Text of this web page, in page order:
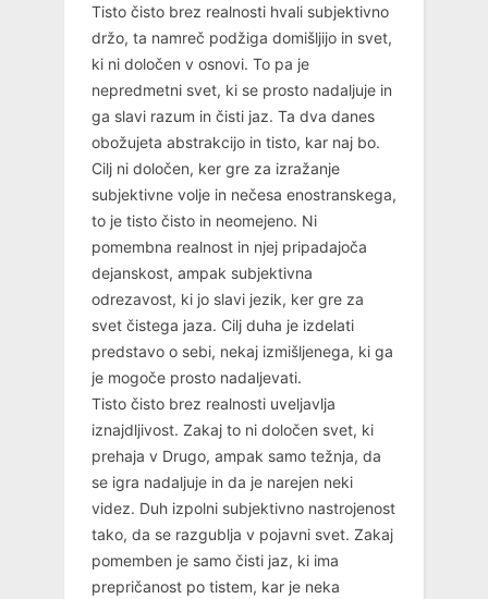
Tisto čisto brez realnosti hvali subjektivno
držo, ta namreč podžiga domišljijo in svet,
ki ni določen v osnovi. To pa je
nepredmetni svet, ki se prosto nadaljuje in
ga slavi razum in čisti jaz. Ta dva danes
obožujeta abstrakcijo in tisto, kar naj bo.
Cilj ni določen, ker gre za izražanje
subjektivne volje in nečesa enostranskega,
to je tisto čisto in neomejeno. Ni
pomembna realnost in njej pripadajoča
dejanskost, ampak subjektivna
odrezavost, ki jo slavi jezik, ker gre za
svet čistega jaza. Cilj duha je izdelati
predstavo o sebi, nekaj izmišljenega, ki ga
je mogoče prosto nadaljevati.
Tisto čisto brez realnosti uveljavlja
iznajdljivost. Zakaj to ni določen svet, ki
prehaja v Drugo, ampak samo težnja, da
se igra nadaljuje in da je narejen neki
videz. Duh izpolni subjektivno nastrojenost
tako, da se razgublja v pojavni svet. Zakaj
pomemben je samo čisti jaz, ki ima
prepričanost po tistem, kar je neka